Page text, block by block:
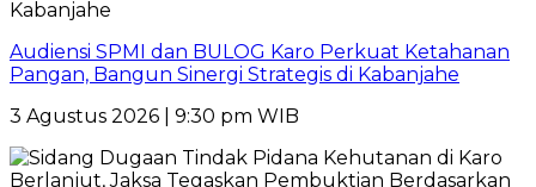
Audiensi SPMI dan BULOG Karo Perkuat Ketahanan
Pangan, Bangun Sinergi Strategis di Kabanjahe
3 Agustus 2026 | 9:30 pm WIB